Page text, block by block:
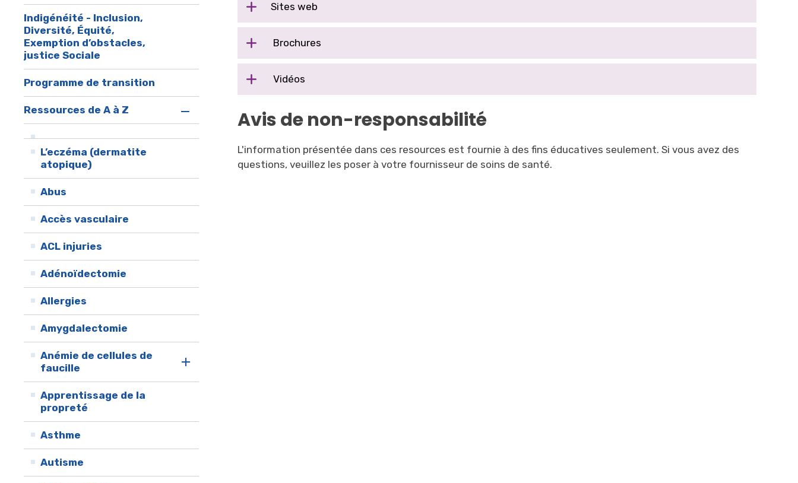
Indigénéité - Inclusion,
Diversité, Équité,
Exemption d’obstacles,
justice Sociale
Programme de transition
Ressources de A à Z
L’eczéma (dermatite
atopique)
Abus
Accès vasculaire
ACL injuries
Adénoïdectomie
Allergies
Amygdalectomie
Anémie de cellules de
faucille
Apprentissage de la
propreté
Asthme
Autisme
Sites web
Brochures
Vidéos
Avis de non-responsabilité
L'information présentée dans ces resources est fournie à des fins éducatives seulement. Si vous avez des
questions, veuillez les poser à votre fournisseur de soins de santé.